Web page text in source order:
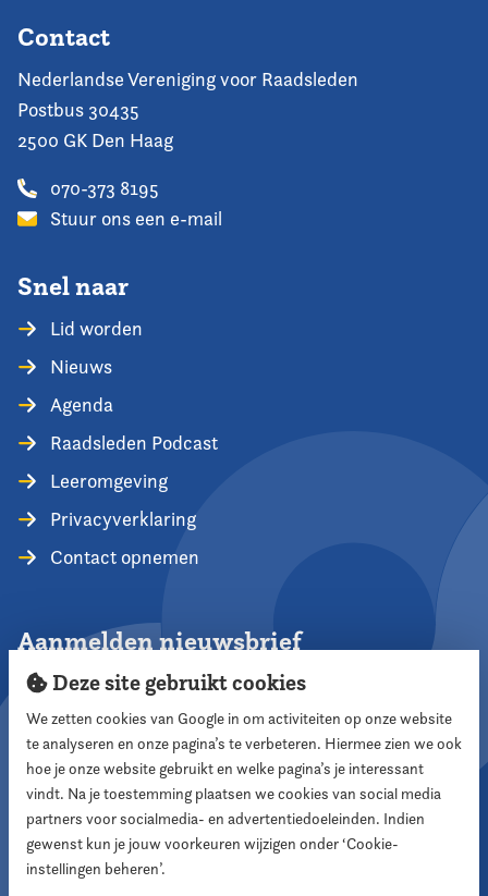
Contact
Nederlandse Vereniging voor Raadsleden
Postbus 30435
2500 GK Den Haag
070-373 8195
Stuur ons een e-mail
Snel naar
Lid worden
Nieuws
Agenda
Raadsleden Podcast
Leeromgeving
Privacyverklaring
Contact opnemen
Aanmelden nieuwsbrief
Aanmelden
Volg ons
Deze site gebruikt cookies
We zetten cookies van Google in om activiteiten op onze website
te analyseren en onze pagina’s te verbeteren. Hiermee zien we ook
hoe je onze website gebruikt en welke pagina’s je interessant
vindt. Na je toestemming plaatsen we cookies van social media
partners voor socialmedia- en advertentiedoeleinden. Indien
gewenst kun je jouw voorkeuren wijzigen onder ‘Cookie-
instellingen beheren’.